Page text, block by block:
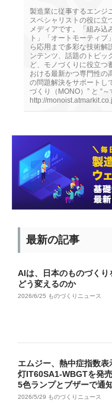
製造業に従事するエンジ
スペシャリストの役に立
メディアです。「組み込
ト」「オートモーティ
ら応用まで多彩な技術解
ンテンツ、話題のトピッ
ど、モノづくりに役立つ
おける最新かつ専門性の
の問題解決をサポートし
づくり（MONO）” と “～
http://
最新の記事
AIは、日本のものづくり
どう変えるのか
2026/6/25 ものづくりニュース
エムジー、熱中症指数表
灯IT60SA1-WBGTを発
5色ランプとブザーで通
2026/5/29 ものづくりニュース